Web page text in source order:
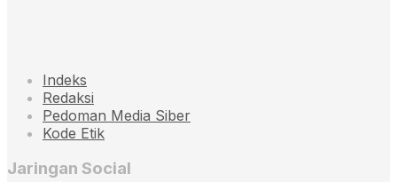
Indeks
Redaksi
Pedoman Media Siber
Kode Etik
Jaringan Social